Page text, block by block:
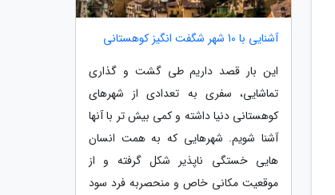
آشنایی با 10 شهر شگفت انگیز کوهستانی
این بار قصد داریم طی گشت و گذاری
تماشایی، سفری به تعدادی از شهرهای
کوهستانی دنیا داشته و کمی بیش تر با آنها
آشنا شویم. شهرهایی که به همت انسان
هایی خستگی ناپذیر شکل گرفته و از
موقعیت مکانی خاص و منحصربه فرد سود